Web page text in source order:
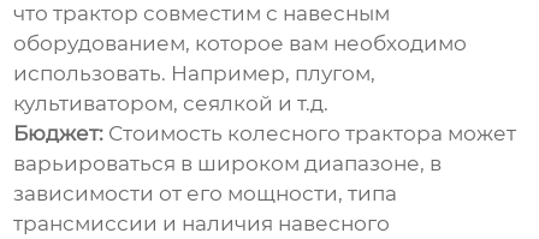
что трактор совместим с навесным
оборудованием, которое вам необходимо
использовать. Например, плугом,
культиватором, сеялкой и т.д.
Бюджет: Стоимость колесного трактора может
варьироваться в широком диапазоне, в
зависимости от его мощности, типа
трансмиссии и наличия навесного